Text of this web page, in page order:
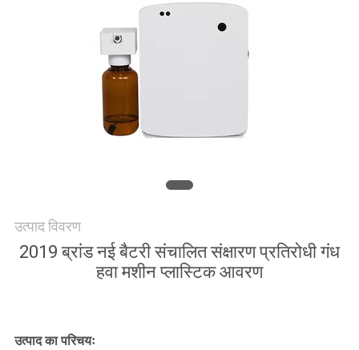
साइटमैप
उत्पाद विवरण
2019 ब्रांड नई बैटरी संचालित संक्षारण प्रतिरोधी गंध
हवा मशीन प्लास्टिक आवरण
उत्पाद का परिचयः